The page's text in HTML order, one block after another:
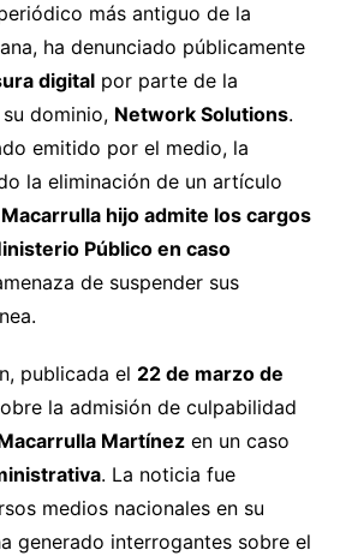
más antiguo de la
ha denunciado públicamente
digitalpor parte de la
dominio, Network Solutions.
emitido por el medio, la
la eliminación de un artículo
hijo admite los cargos
Público en caso
de suspender sus
publicada el 22 de marzo de
la admisión de culpabilidad
Martínezen un caso
. La noticia fue
medios nacionales en su
generado interrogantes sobre el